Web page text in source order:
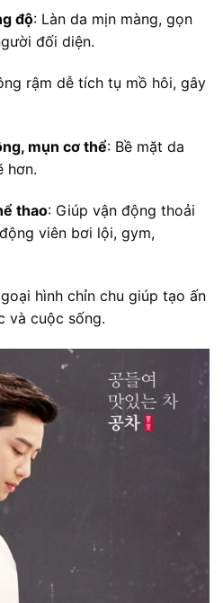
độ: Làn da mịn màng, gọn
đối diện.
rậm dễ tích tụ mồ hôi, gây
mụn cơ thể: Bề mặt da
hơn.
thao: Giúp vận động thoải
viên bơi lội, gym,
hình chỉn chu giúp tạo ấn
và cuộc sống.